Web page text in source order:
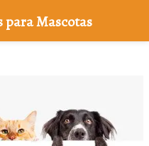
para Mascotas